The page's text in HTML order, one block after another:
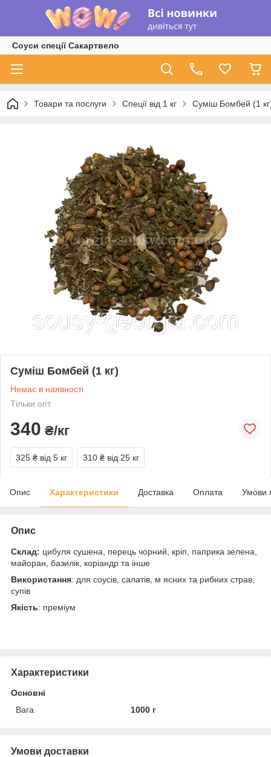
Соуси спеції Сакартвело
Товари та послуги Спеції від 1 кг Суміш Бомбей (1
Суміш Бомбей (1 кг)
Немає в наявності
Тільки опт
340 ₴/кг
325 ₴ від 5 кг 310 ₴ від 25 кг
Опис Характеристики Доставка Оплата Умови
Опис
Склад: цибуля сушена, перець чорний, кріп, паприка зелена,
майоран, базилік, коріандр та інше
Використання: для соусів, салатів, м ясних та рибних страв,
супів
Якість: преміум
Характеристики
Основні
Вага
1000 г
Умови доставки